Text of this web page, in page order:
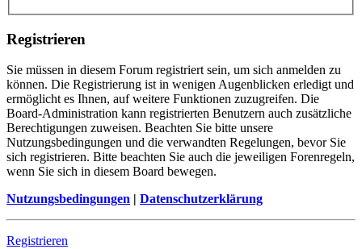
Registrieren
Sie müssen in diesem Forum registriert sein, um sich anmelden zu
können. Die Registrierung ist in wenigen Augenblicken erledigt und
ermöglicht es Ihnen, auf weitere Funktionen zuzugreifen. Die
Board-Administration kann registrierten Benutzern auch zusätzliche
Berechtigungen zuweisen. Beachten Sie bitte unsere
Nutzungsbedingungen und die verwandten Regelungen, bevor Sie
sich registrieren. Bitte beachten Sie auch die jeweiligen Forenregeln,
wenn Sie sich in diesem Board bewegen.
Nutzungsbedingungen | Datenschutzerklärung
Registrieren